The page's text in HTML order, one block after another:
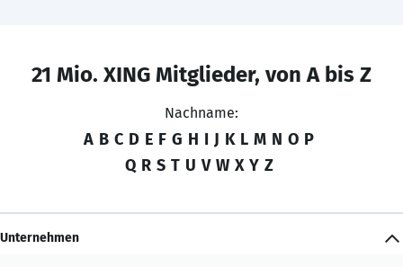
21 Mio. XING Mitglieder, von A bis Z
Nachname:
A B C D E F G H I J K L M N O P
Q R S T U V W X Y Z
Unternehmen